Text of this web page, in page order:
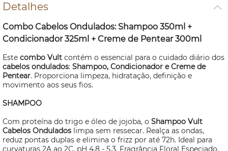
Detalhes
Combo Cabelos Ondulados: Shampoo 350ml +
Condicionador 325ml + Creme de Pentear 300ml
Este combo Vult contém o essencial para o cuidado diário dos
cabelos ondulados: Shampoo, Condicionador e Creme de
Pentear. Proporciona limpeza, hidratação, definição e
movimento aos seus fios.
SHAMPOO
Com proteína do trigo e óleo de jojoba, o Shampoo Vult
Cabelos Ondulados limpa sem ressecar. Realça as ondas,
reduz pontas duplas e elimina o frizz por até 72h. Ideal para
curvaturas 2A ao 2C. pH 4,8 - 5,3. Fragrância Floral Especiado.